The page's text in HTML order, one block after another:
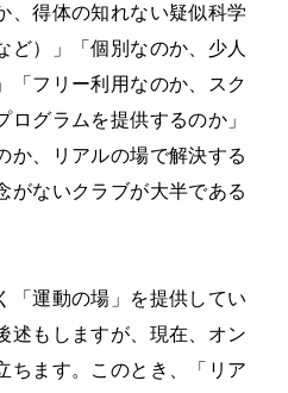
、得体の知れない疑似科学
ど）」「個別なのか、少人
「フリー利用なのか、スク
グラムを提供するのか」
か、リアルの場で解決する
がないクラブが大半である
「運動の場」を提供してい
述もしますが、現在、オン
ちます。このとき、「リア